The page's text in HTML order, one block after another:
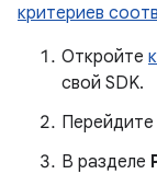
критериев
Откройте
свой SDK.
Перейдите
В разделе